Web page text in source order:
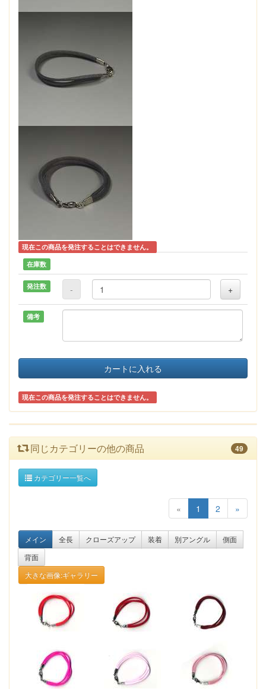
現在この商品を発注することはできません。
在庫数
発注数 - +
備考
カートに入れる
現在この商品を発注することはできません。
同じカテゴリーの他の商品 49
カテゴリー一覧へ
« 1 2 »
メイン 全長 クローズアップ 装着 別アングル
側面
背面
大きな画像:ギャラリー